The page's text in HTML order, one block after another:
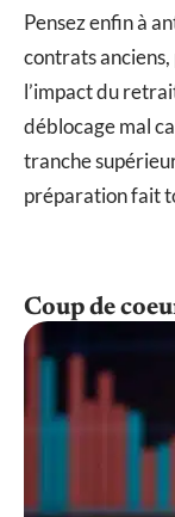
Pensez enfin à
contrats anciens,
l’impact du
déblocage mal
tranche
préparation fait
Coup de